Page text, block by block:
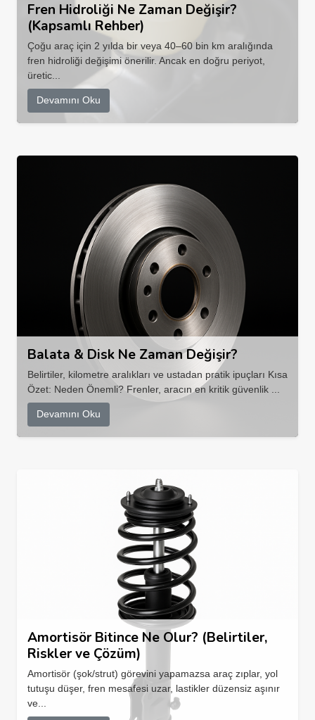
Fren Hidroliği Ne Zaman Değişir?
(Kapsamlı Rehber)
Çoğu araç için 2 yılda bir veya 40–60 bin km aralığında
fren hidroliği değişimi önerilir. Ancak en doğru periyot,
üretic...
Devamını Oku
Balata & Disk Ne Zaman Değişir?
Belirtiler, kilometre aralıkları ve ustadan pratik ipuçları Kısa
Özet: Neden Önemli? Frenler, aracın en kritik güvenlik ...
Devamını Oku
Amortisör Bitince Ne Olur? (Belirtiler,
Riskler ve Çözüm)
Amortisör (şok/strut) görevini yapamazsa araç zıplar, yol
tutuşu düşer, fren mesafesi uzar, lastikler düzensiz aşınır
ve...